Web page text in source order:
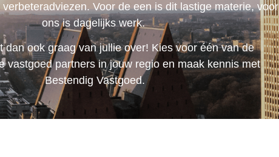
Voor de een is dit lastige materie, voor
ons is dagelijks werk.
dan ook graag van jullie over! Kies voor één van de
vastgoed partners in jouw regio en maak kennis met
Bestendig Vastgoed.